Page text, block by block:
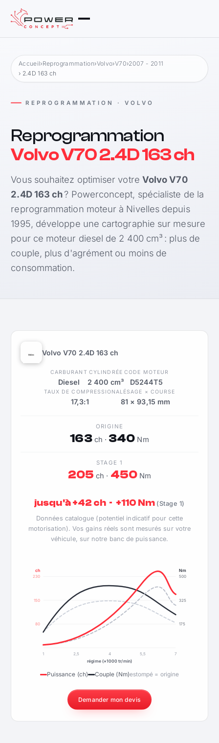
Accueil›Reprogrammation›Volvo›V70›2007 - 2011
› 2.4D 163 ch
REPROGRAMMATION · VOLVO
Reprogrammation
Volvo V70 2.4D 163 ch
Vous souhaitez optimiser votre Volvo V70
2.4D 163 ch? Powerconcept, spécialiste de la
reprogrammation moteur à Nivelles depuis
1995, développe une cartographie sur mesure
pour ce moteur diesel de 2 400 cm³ : plus de
couple, plus d'agrément ou moins de
consommation.
Volvo V70 2.4D 163 ch
CARBURANT
Diesel
CYLINDRÉE
2 400 cm³
CODE MOTEUR
D5244T5
TAUX DE COMPRESSION
17,3:1
ALÉSAGE × COURSE
81 × 93,15 mm
ORIGINE
163ch · 340 Nm
STAGE 1
205 ch · 450Nm
jusqu'à +42 ch · +110 Nm (Stage 1)
Données catalogue (potentiel indicatif pour cette
motorisation). Vos gains réels sont mesurés sur votre
véhicule, sur notre banc de puissance.
80
150
230
175
325
500
ch Nm
1 2,5 4 5,5
7
régime (×1000 tr/min)
Puissance (ch) Couple (Nm)estompé = origine
Demander mon devis